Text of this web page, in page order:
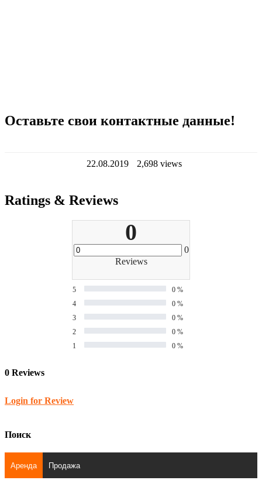
Оставьте свои контактные данные!
22.08.2019 2,698 views
Ratings & Reviews
0
0
Reviews
5
0 %
4
0 %
3
0 %
2
0 %
1
0 %
0 Reviews
Login for Review
Поиск
Аренда Продажа